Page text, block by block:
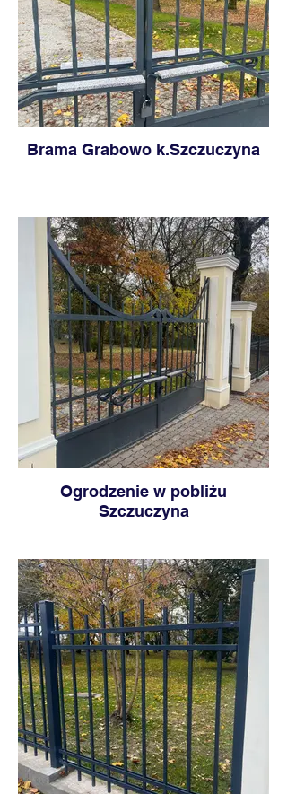
Brama Grabowo k.Szczuczyna
Ogrodzenie w pobliżu
Szczuczyna